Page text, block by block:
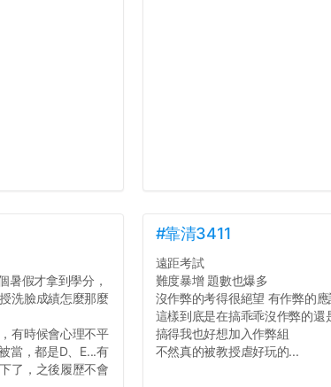
暑假才拿到學分，
洗臉成績怎麼那麼
有時候會心理不平
當，都是D、E...有
了，之後履歷不會
#靠清3411
遠距考試
難度暴增 題數也爆多
沒作弊的考得很絕望 有作弊的
這樣到底是在搞乖乖沒作弊的還
搞得我也好想加入作弊組
不然真的被教授虐好玩的...